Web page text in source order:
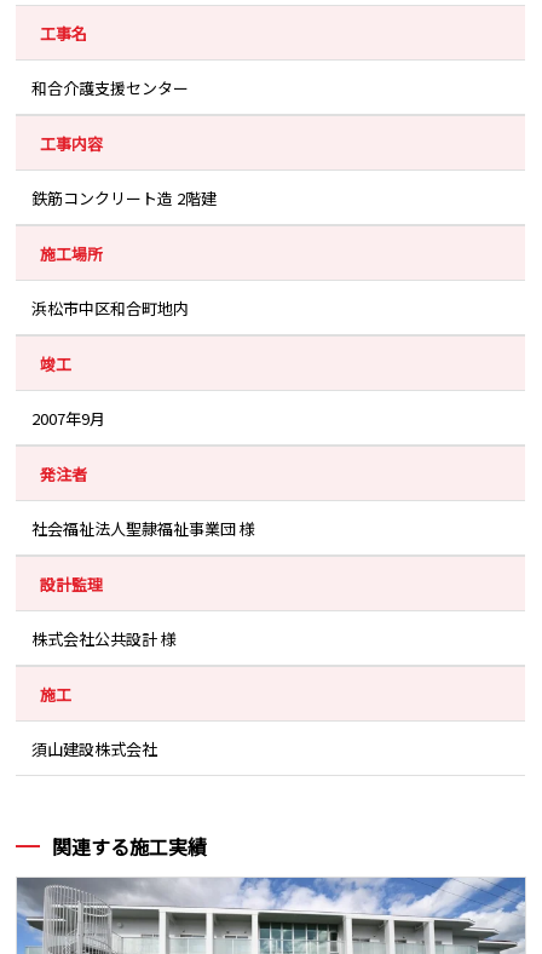
工事名
和合介護支援センター
工事内容
鉄筋コンクリート造 2階建
施工場所
浜松市中区和合町地内
竣工
2007年9月
発注者
社会福祉法人聖隷福祉事業団 様
設計監理
株式会社公共設計 様
施工
須山建設株式会社
関連する施工実績